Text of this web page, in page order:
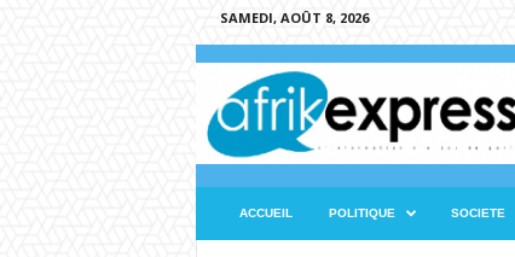
SAMEDI, AOÛT 8, 2026
e
ACCUEIL POLITIQUE SOCIETE